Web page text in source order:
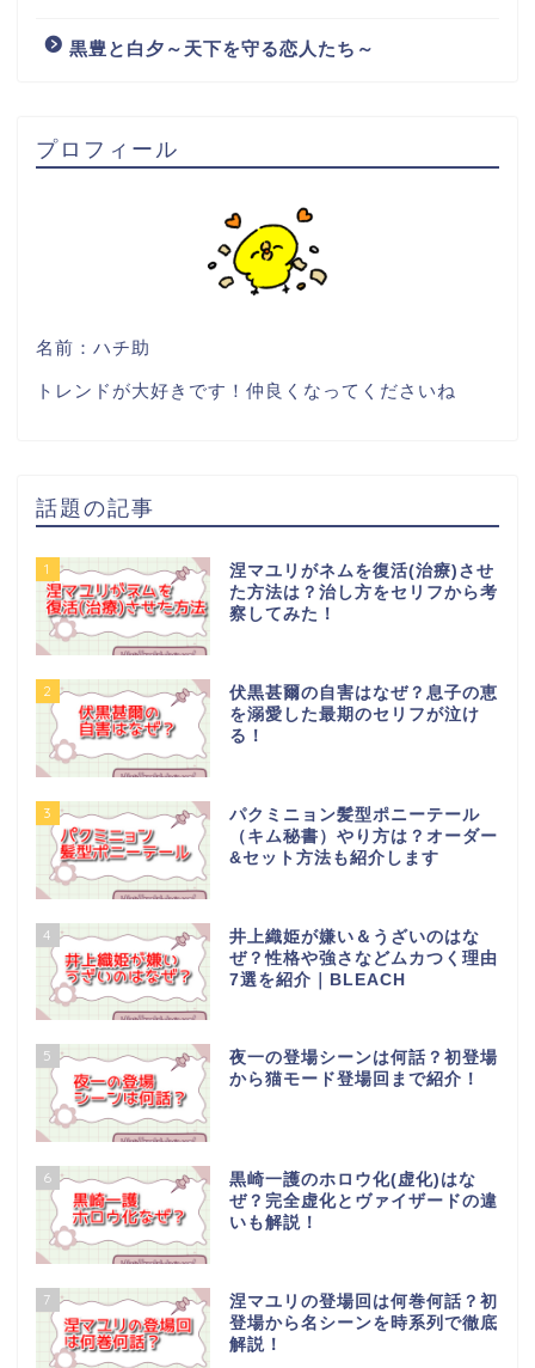
黒豊と白夕～天下を守る恋人たち～
プロフィール
名前：ハチ助
トレンドが大好きです！仲良くなってくださいね
話題の記事
1
涅マユリがネムを復活(治療)させ
た方法は？治し方をセリフから考
察してみた！
2
伏黒甚爾の自害はなぜ？息子の恵
を溺愛した最期のセリフが泣け
る！
3
パクミニョン髪型ポニーテール
（キム秘書）やり方は？オーダー
&セット方法も紹介します
4
井上織姫が嫌い＆うざいのはな
ぜ？性格や強さなどムカつく理由
7選を紹介｜BLEACH
5
夜一の登場シーンは何話？初登場
から猫モード登場回まで紹介！
6
黒崎一護のホロウ化(虚化)はな
ぜ？完全虚化とヴァイザードの違
いも解説！
7
涅マユリの登場回は何巻何話？初
登場から名シーンを時系列で徹底
解説！